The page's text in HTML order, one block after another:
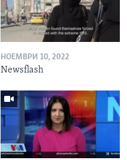
НОЕМВРИ 10, 2022
Newsflash